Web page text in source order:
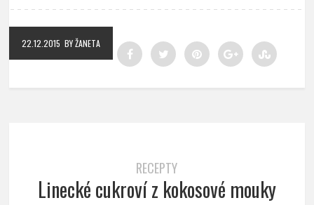
22.12.2015 BY ŽANETA
RECEPTY
Linecké cukroví z kokosové mouky